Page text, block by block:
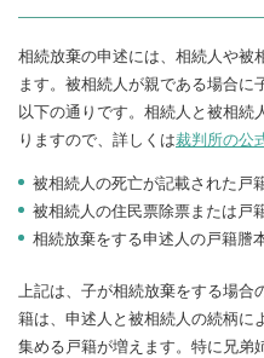
相続放棄の申述には、相続人や被
ます。被相続人が親である場合に
以下の通りです。相続人と被相続
りますので、詳しくは裁判所の公
被相続人の死亡が記載された戸
被相続人の住民票除票または戸
相続放棄をする申述人の戸籍謄
上記は、子が相続放棄をする場合
籍は、申述人と被相続人の続柄に
集める戸籍が増えます。特に兄弟